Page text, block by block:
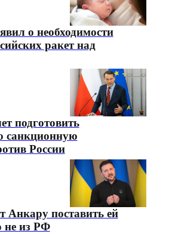
о необходимости
ракет над
подготовить
санкционную
России
Анкару поставить ей
не из РФ